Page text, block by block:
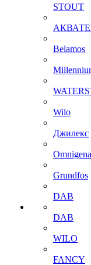
STOUT
Belamos
Wilo
Джилекс
Omnigena
Grundfos
DAB
DAB
WILO
FANCY